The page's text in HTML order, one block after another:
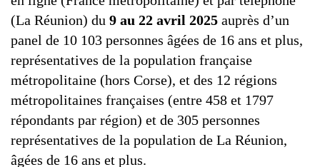
(La Réunion) du 9 au 22 avril 2025 auprès d’un
panel de 10 103 personnes âgées de 16 ans et plus,
représentatives de la population française
métropolitaine (hors Corse), et des 12 régions
métropolitaines françaises (entre 458 et 1797
répondants par région) et de 305 personnes
représentatives de la population de La Réunion,
âgées de 16 ans et plus.